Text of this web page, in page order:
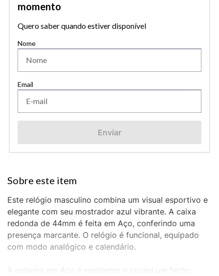
momento
Quero saber quando estiver disponível
Enviar
Este relógio masculino combina um visual esportivo e
elegante com seu mostrador azul vibrante. A caixa
redonda de 44mm é feita em Aço, conferindo uma
presença marcante. O relógio é funcional, equipado
com modo analógico e calendário.
A pulseira em Aço é resistente e possui um fecho